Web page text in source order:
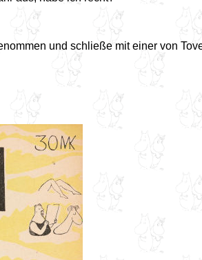
und schließe mit einer von